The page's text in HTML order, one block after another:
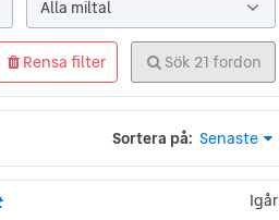
är den femte största
producerar både personbilar och
tio modeller som säljs i USA
Alla miltal
Rensa filter Sök 21 fordon
Sortera på: Senaste
Igår